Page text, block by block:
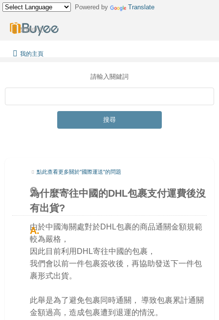
Powered by Translate
繁體中文
我的主頁
請輸入關鍵詞
搜尋
點此查看更多關於"國際運送"的問題
為什麼寄往中國的DHL包裹支付運費後沒
有出貨?
由於中國海關處對於DHL包裹的商品通關金額規範
較為嚴格，
因此目前利用DHL寄往中國的包裹，
我們會以前一件包裹簽收後，再協助發送下一件包
裹形式出貨。
此舉是為了避免包裹同時通關， 導致包裹累計通關
金額過高，造成包裹遭到退運的情況。